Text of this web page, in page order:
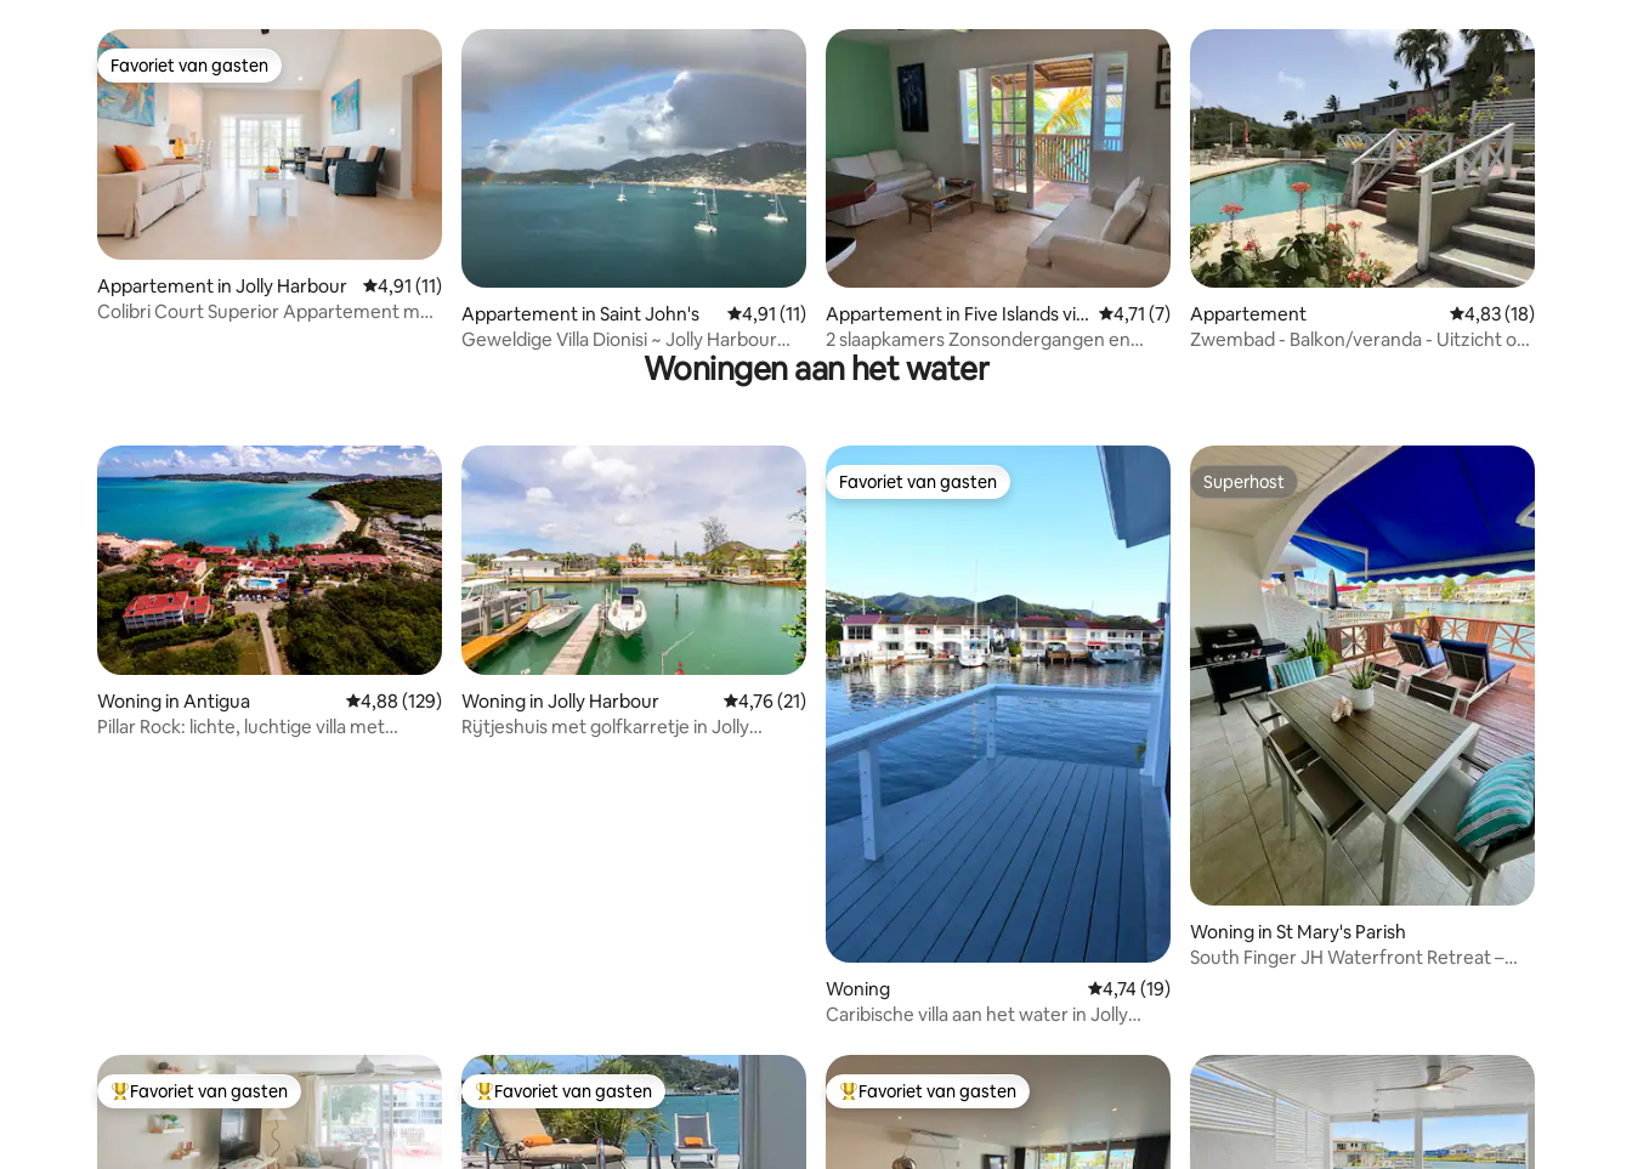
Favoriet van gasten
Favoriet van gasten
Appartement in Jolly Harbour Gemiddelde beoordeling van 4,91 uit 5, 11 recensies
4,91 (11)
Colibri Court Superior Appartement met
Appartement in Saint John's Gemiddelde beoordeling van 4,91 uit 5, 11 recensies
4,91 (11)
Geweldige Villa Dionisi ~ Jolly Harbour
Appartement in Five Islands vill
age
Gemiddelde beoordeling van 4,71 uit 5, 7 recensies
4,71 (7)
2 slaapkamers Zonsondergangen en
uitzicht op de oceaan wachten op je
Appartement Gemiddelde
4,83 (18)
Zwembad - Balkon/veranda - Uitzicht op
Woningen aan het water
Woning in Antigua Gemiddelde beoordeling van 4,88 uit 5, 129 recensies
4,88 (129)
Pillar Rock: lichte, luchtige villa met
Woning in Jolly Harbour Gemiddelde beoordeling van 4,76 uit 5, 21 recensies
4,76 (21)
Rijtjeshuis met golfkarretje in Jolly
Favoriet van gasten
Favoriet van gasten
Woning Gemiddelde beoordeling van 4,74 uit 5, 19 recensies
4,74 (19)
Caribische villa aan het water in Jolly
Superhost
Superhost
Woning in St Mary's Parish
South Finger JH Waterfront Retreat –
Topfavoriet van gasten
Favoriet van gasten Topfavoriet van gasten
Favoriet van gasten Topfavoriet van gasten
Favoriet van gasten